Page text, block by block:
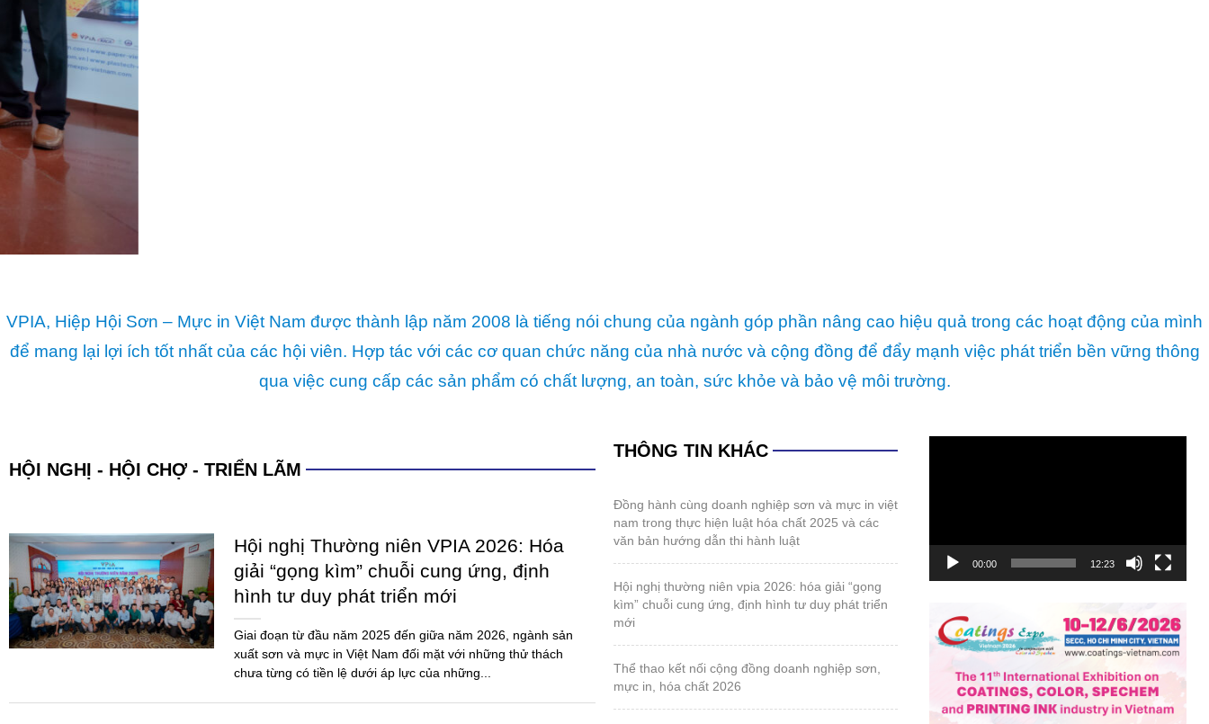
VPIA, Hiệp Hội Sơn – Mực in Việt Nam được thành lập năm 2008 là tiếng nói chung của ngành góp phần nâng cao hiệu quả trong các hoạt động của mình
để mang lại lợi ích tốt nhất của các hội viên. Hợp tác với các cơ quan chức năng của nhà nước và cộng đồng để đẩy mạnh việc phát triển bền vững thông
qua việc cung cấp các sản phẩm có chất lượng, an toàn, sức khỏe và bảo vệ môi trường.
HỘI NGHỊ - HỘI CHỢ - TRIỂN LÃM
Hội nghị Thường niên VPIA 2026: Hóa
giải “gọng kìm” chuỗi cung ứng, định
hình tư duy phát triển mới
Giai đoạn từ đầu năm 2025 đến giữa năm 2026, ngành sản
xuất sơn và mực in Việt Nam đối mặt với những thử thách
chưa từng có tiền lệ dưới áp lực của những...
THÔNG TIN KHÁC
đồng hành cùng doanh nghiệp sơn và mực in việt
nam trong thực hiện luật hóa chất 2025 và các
văn bản hướng dẫn thi hành luật
hội nghị thường niên vpia 2026: hóa giải “gọng
kìm” chuỗi cung ứng, định hình tư duy phát triển
mới
thể thao kết nối cộng đồng doanh nghiệp sơn,
mực in, hóa chất 2026
00:00 12:23